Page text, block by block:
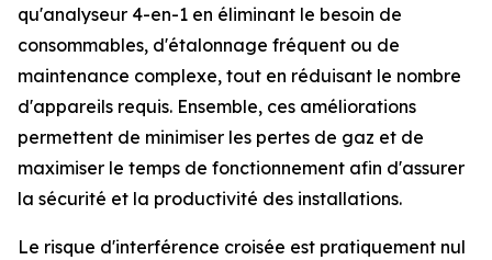
qu'analyseur 4-en-1 en éliminant le besoin de
consommables, d'étalonnage fréquent ou de
maintenance complexe, tout en réduisant le nombre
d'appareils requis. Ensemble, ces améliorations
permettent de minimiser les pertes de gaz et de
maximiser le temps de fonctionnement afin d'assurer
la sécurité et la productivité des installations.
Le risque d'interférence croisée est pratiquement nul